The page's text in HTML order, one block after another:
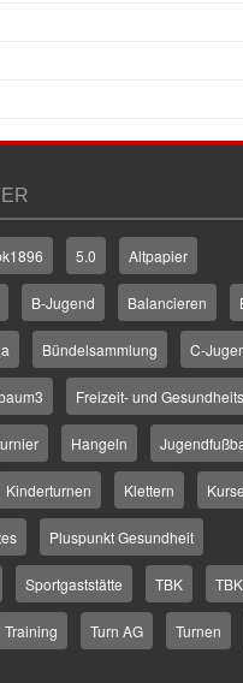
5.0 Altpapier
B-Jugend Balancieren
Bündelsammlung C-
Freizeit- und
Hangeln
Kinderturnen Klettern Kurse
Pluspunkt Gesundheit
Sportgaststätte TBK
Training Turn AG Turnen